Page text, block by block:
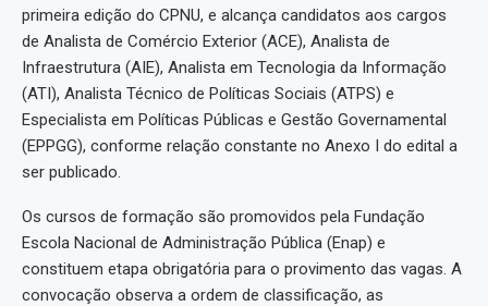
primeira edição do CPNU, e alcança candidatos aos cargos
de Analista de Comércio Exterior (ACE), Analista de
Infraestrutura (AIE), Analista em Tecnologia da Informação
(ATI), Analista Técnico de Políticas Sociais (ATPS) e
Especialista em Políticas Públicas e Gestão Governamental
(EPPGG), conforme relação constante no Anexo I do edital a
ser publicado.
Os cursos de formação são promovidos pela Fundação
Escola Nacional de Administração Pública (Enap) e
constituem etapa obrigatória para o provimento das vagas. A
convocação observa a ordem de classificação, as